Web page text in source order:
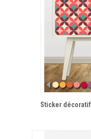
Sticker décoratif